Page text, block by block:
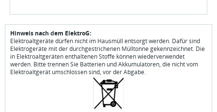
Hinweis nach dem ElektroG:
Elektroaltgeräte dürfen nicht im Hausmüll entsorgt werden. Dafür sind
Elektrogeräte mit der durchgestrichenen Mülltonne gekennzeichnet. Die
in Elektroaltgeräten enthaltenen Stoffe können wiederverwendet
werden. Bitte trennen Sie Batterien und Akkumulatoren, die nicht vom
Elektroaltgerät umschlossen sind, vor der Abgabe.